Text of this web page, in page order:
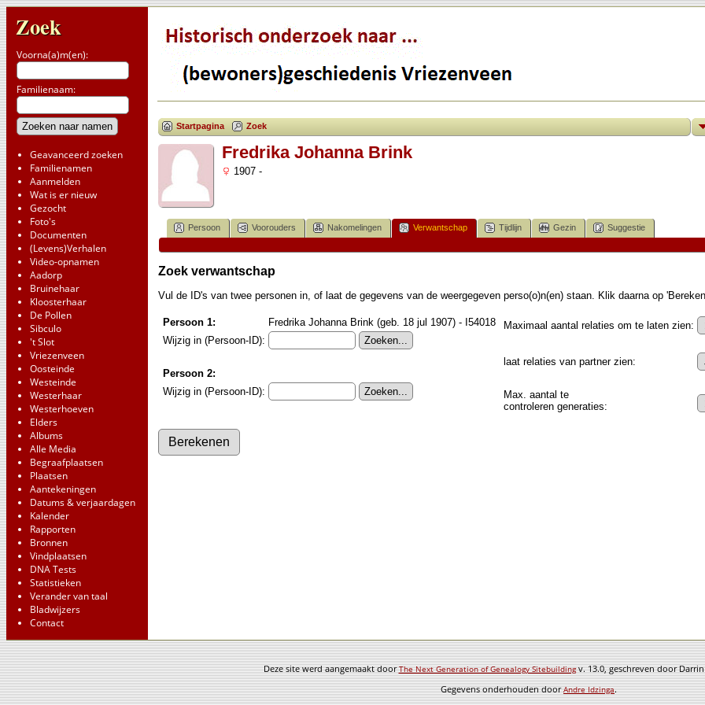
Zoek
Voorna(a)m(en):
Familienaam:
Geavanceerd zoeken
Familienamen
Aanmelden
Wat is er nieuw
Gezocht
Foto's
Documenten
(Levens)Verhalen
Video-opnamen
Aadorp
Bruinehaar
Kloosterhaar
De Pollen
Sibculo
't Slot
Vriezenveen
Oosteinde
Westeinde
Westerhaar
Westerhoeven
Elders
Albums
Alle Media
Begraafplaatsen
Plaatsen
Aantekeningen
Datums & verjaardagen
Kalender
Rapporten
Bronnen
Vindplaatsen
DNA Tests
Statistieken
Verander van taal
Bladwijzers
Contact
Startpagina Zoek
Fredrika Johanna Brink
1907 -
Persoon Voorouders Nakomelingen Verwantschap Tijdlijn Gezin Suggestie
Zoek verwantschap
Vul de ID's van twee personen in, of laat de gegevens van de weergegeven perso(o)n(en) staan. Klik daarna op
Persoon 1:
Fredrika Johanna Brink (geb. 18 jul 1907) - I54018
Wijzig in (Persoon-ID):
Persoon 2:
Wijzig in (Persoon-ID):
Maximaal aantal relaties om te laten zien:
laat relaties van partner zien:
Max. aantal te
controleren generaties:
Deze site werd aangemaakt doorThe Next Generation of Genealogy Sitebuildingv. 13.0, geschreven door
Gegevens onderhouden doorAndre Idzinga.